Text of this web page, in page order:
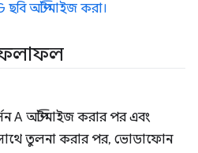
ছবি অপ্টিমাইজ করা।
ফলাফল
A অপ্টিমাইজ করার পর এবং
সাথে তুলনা করার পর, ভোডাফোন